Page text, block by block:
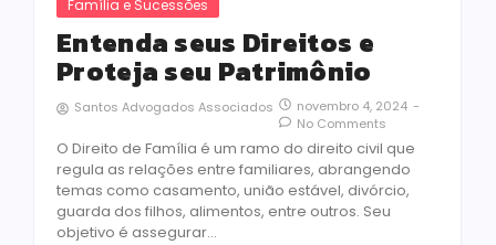
Família e Sucessões
Entenda seus Direitos e
Proteja seu Patrimônio
Santos Advogados Associados novembro 4, 2024 -
No Comments
O Direito de Família é um ramo do direito civil que
regula as relações entre familiares, abrangendo
temas como casamento, união estável, divórcio,
guarda dos filhos, alimentos, entre outros. Seu
objetivo é assegurar…